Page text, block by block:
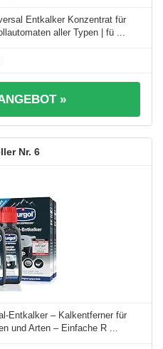
Entkalker Konzentrat für
aller Typen | fü ...
»
6
Entkalker – Kalkentferner für
und Arten – Einfache R ...